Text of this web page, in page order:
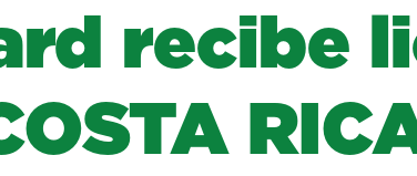
recibe